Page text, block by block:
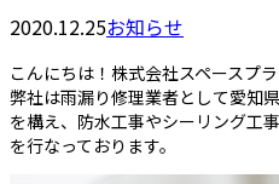
2020.12.25お知らせ
こんにちは！株式会社スペースプラ
弊社は雨漏り修理業者として愛知
を構え、防水工事やシーリング工
を行なっております。